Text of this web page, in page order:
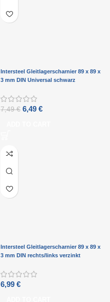
Intersteel Gleitlagerscharnier 89 x 89 x
3 mm DIN Universal schwarz
7,49€ 6,49 €
Intersteel Gleitlagerscharnier 89 x 89 x
3 mm DIN rechts/links verzinkt
6,99 €